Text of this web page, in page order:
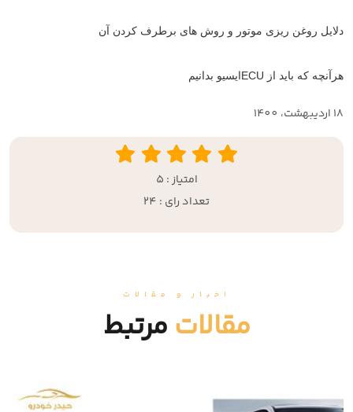
دلایل روغن ریزی موتور و روش های برطرف کردن آن
هرآنچه که باید از ECUایسیو بدانیم
18 ارديبهشت، 1400
امتیاز : 5
تعداد رای : 24
اخبار و مقالات
مقالات مرتبط